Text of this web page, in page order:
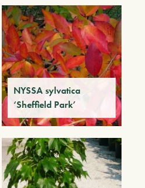
NYSSA sylvatica
‘Sheffield Park’